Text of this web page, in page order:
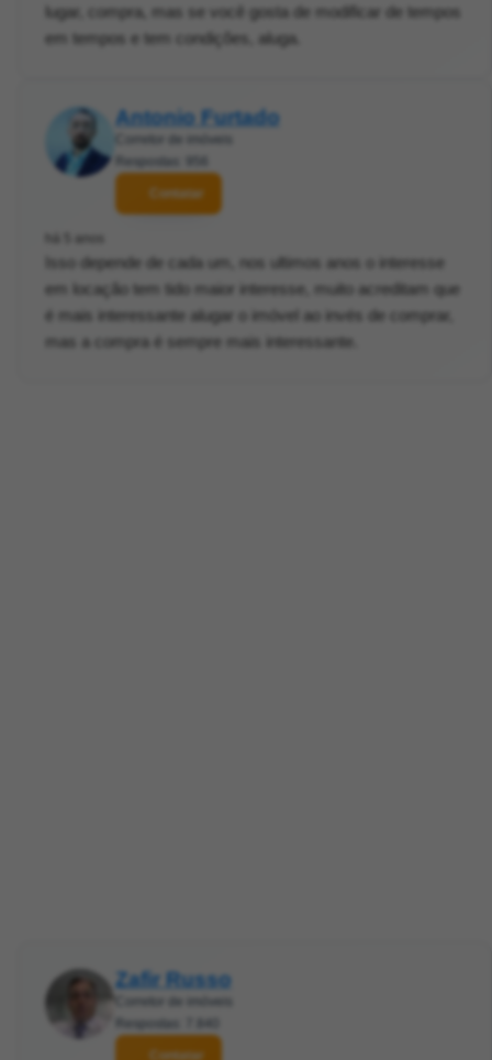
lugar, compra, mas se você gosta de modificar de tempos
em tempos e tem condições, aluga.
Antonio Furtado
Corretor de imóveis
Respostas: 956
Contatar
há 5 anos
Isso depende de cada um, nos ultimos anos o interesse
em locação tem tido maior interesse, muito acreditam que
é mais interessante alugar o imóvel ao invés de comprar,
mas a compra é sempre mais interessante.
Zafir Russo
Corretor de imóveis
Respostas: 7.840
Contatar